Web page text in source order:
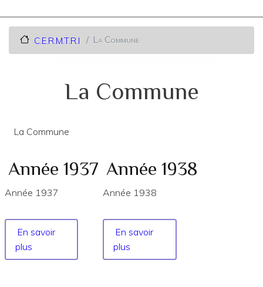
C.E.R.M.T.R.I La Commune
La Commune
La Commune
Année 1937
Année 1937
En savoir
plus
Année
Année 1938
Année 1938
En savoir
plus
Année